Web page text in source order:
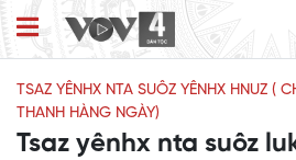
TSAZ YÊNHX NTA SUÔZ YÊNHX HNUZ (
THANH HÀNG NGÀY)
Tsaz yênhx nta suôz